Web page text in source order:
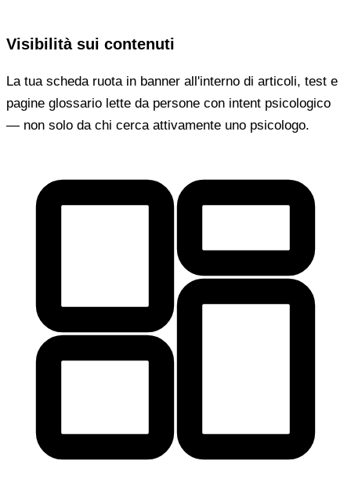
Visibilità sui contenuti
La tua scheda ruota in banner all'interno di articoli, test e
pagine glossario lette da persone con intent psicologico
— non solo da chi cerca attivamente uno psicologo.